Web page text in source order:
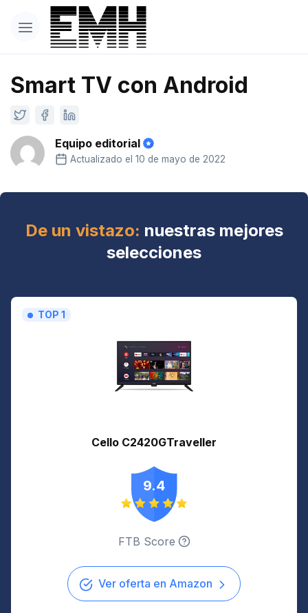
Smart TV con Android
Equipo editorial
Actualizado el 10 de mayo de 2022
De un vistazo: nuestras mejores
selecciones
TOP 1
Cello C2420GTraveller
9.4
FTB Score
Ver oferta en Amazon